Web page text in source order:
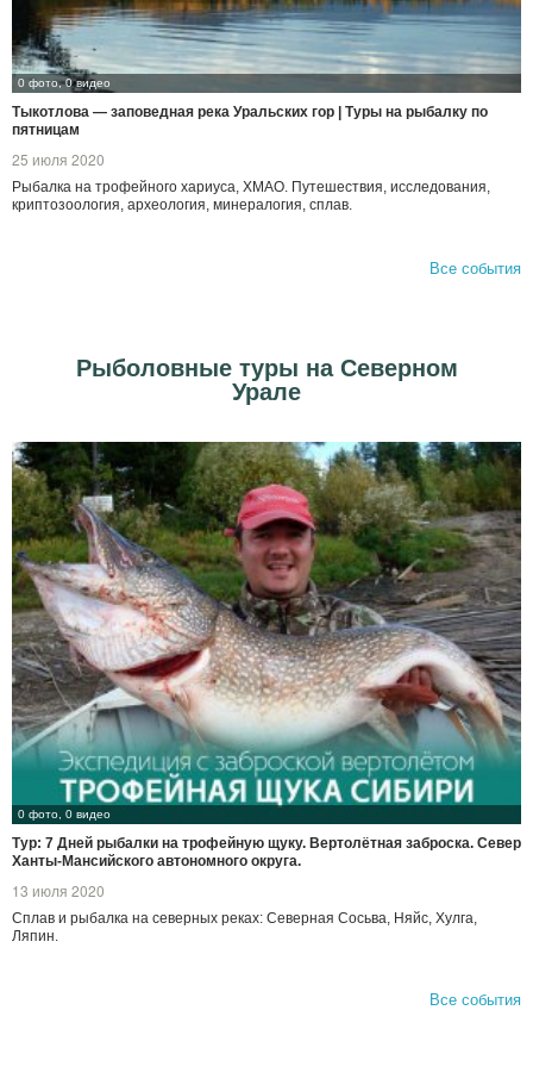
0 фото, 0 видео
Тыкотлова — заповедная река Уральских гор | Туры на рыбалку по
пятницам
25 июля 2020
Рыбалка на трофейного хариуса, ХМАО. Путешествия, исследования,
криптозоология, археология, минералогия, сплав.
Все события
Рыболовные туры на Северном
Урале
0 фото, 0 видео
Тур: 7 Дней рыбалки на трофейную щуку. Вертолётная заброска. Север
Ханты-Мансийского автономного округа.
13 июля 2020
Сплав и рыбалка на северных реках: Северная Сосьва, Няйс, Хулга,
Ляпин.
Все события